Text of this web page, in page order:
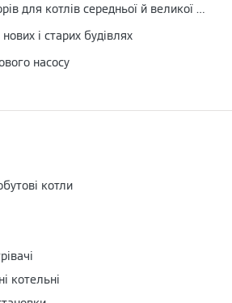
Лінійка регуляторів для котлів середньої й великої потужності
і старих будівлях
насосу
котли
котельні